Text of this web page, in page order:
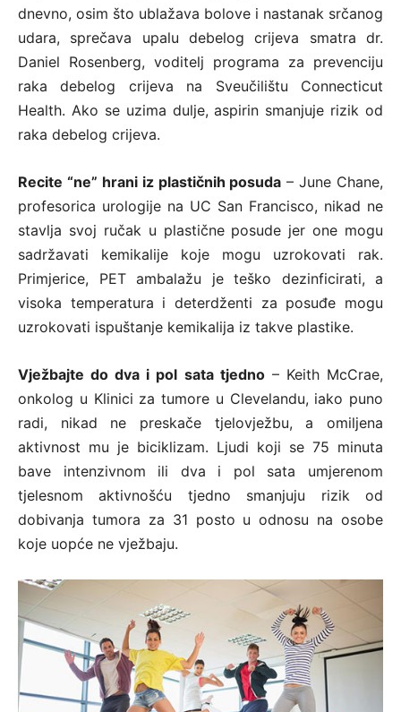
dnevno, osim što ublažava bolove i nastanak srčanog
udara, sprečava upalu debelog crijeva smatra dr.
Daniel Rosenberg, voditelj programa za prevenciju
raka debelog crijeva na Sveučilištu Connecticut
Health. Ako se uzima dulje, aspirin smanjuje rizik od
raka debelog crijeva.
Recite “ne” hrani iz plastičnih posuda – June Chane,
profesorica urologije na UC San Francisco, nikad ne
stavlja svoj ručak u plastične posude jer one mogu
sadržavati kemikalije koje mogu uzrokovati rak.
Primjerice, PET ambalažu je teško dezinficirati, a
visoka temperatura i deterdženti za posuđe mogu
uzrokovati ispuštanje kemikalija iz takve plastike.
Vježbajte do dva i pol sata tjedno– Keith McCrae,
onkolog u Klinici za tumore u Clevelandu, iako puno
radi, nikad ne preskače tjelovježbu, a omiljena
aktivnost mu je biciklizam. Ljudi koji se 75 minuta
bave intenzivnom ili dva i pol sata umjerenom
tjelesnom aktivnošću tjedno smanjuju rizik od
dobivanja tumora za 31 posto u odnosu na osobe
koje uopće ne vježbaju.